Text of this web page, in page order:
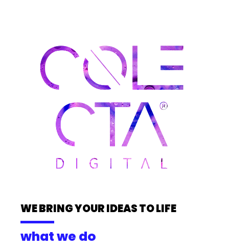
WE BRING YOUR IDEAS TO LIFE
what we do